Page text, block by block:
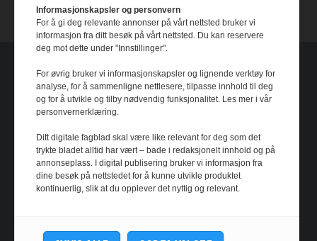
Informasjonskapsler og personvern
For å gi deg relevante annonser på vårt nettsted bruker vi
informasjon fra ditt besøk på vårt nettsted. Du kan reservere
deg mot dette under "Innstillinger".
For øvrig bruker vi informasjonskapsler og lignende verktøy for
analyse, for å sammenligne nettlesere, tilpasse innhold til deg
og for å utvikle og tilby nødvendig funksjonalitet. Les mer i vår
personvernerklæring.
Ditt digitale fagblad skal være like relevant for deg som det
trykte bladet alltid har vært – bade i redaksjonelt innhold og på
annonseplass. I digital publisering bruker vi informasjon fra
dine besøk på nettstedet for å kunne utvikle produktet
kontinuerlig, slik at du opplever det nyttig og relevant.